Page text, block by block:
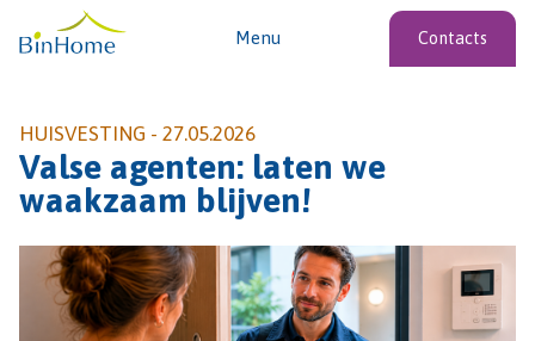
Menu Contacts
HUISVESTING - 27.05.2026
Valse agenten: laten we
waakzaam blijven!